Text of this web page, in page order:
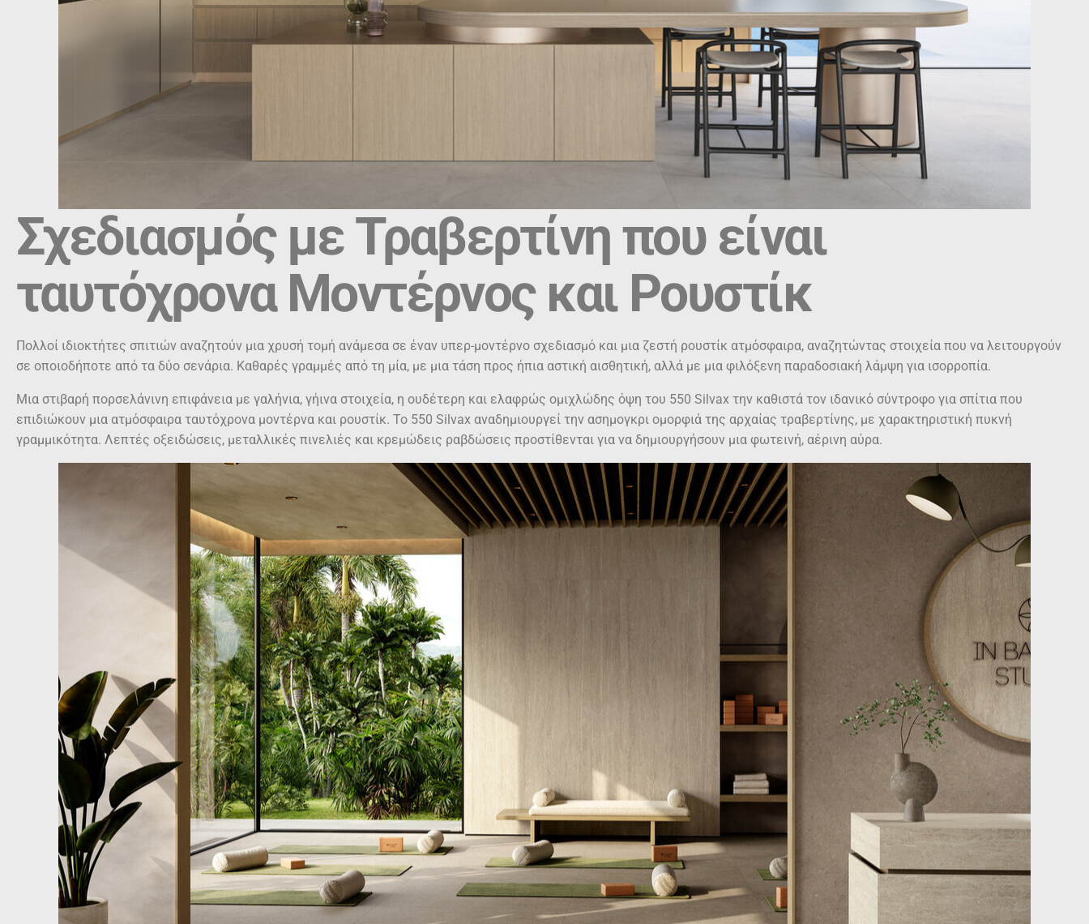
Σχεδιασμός με Τραβερτίνη που είναι
ταυτόχρονα Μοντέρνος και Ρουστίκ
Πολλοί ιδιοκτήτες σπιτιών αναζητούν μια χρυσή τομή ανάμεσα σε έναν υπερ-μοντέρνο σχεδιασμό και μια ζεστή ρουστίκ ατμόσφαιρα, αναζητώντας στοιχεία που να λειτουργούν
σε οποιοδήποτε από τα δύο σενάρια. Καθαρές γραμμές από τη μία, με μια τάση προς ήπια αστική αισθητική, αλλά με μια φιλόξενη παραδοσιακή λάμψη για ισορροπία.
Μια στιβαρή πορσελάνινη επιφάνεια με γαλήνια, γήινα στοιχεία, η ουδέτερη και ελαφρώς ομιχλώδης όψη του 550 Silvax την καθιστά τον ιδανικό σύντροφο για σπίτια που
επιδιώκουν μια ατμόσφαιρα ταυτόχρονα μοντέρνα και ρουστίκ. Το 550 Silvax αναδημιουργεί την ασημογκρι ομορφιά της αρχαίας τραβερτίνης, με χαρακτηριστική πυκνή
γραμμικότητα. Λεπτές οξειδώσεις, μεταλλικές πινελιές και κρεμώδεις ραβδώσεις προστίθενται για να δημιουργήσουν μια φωτεινή, αέρινη αύρα.